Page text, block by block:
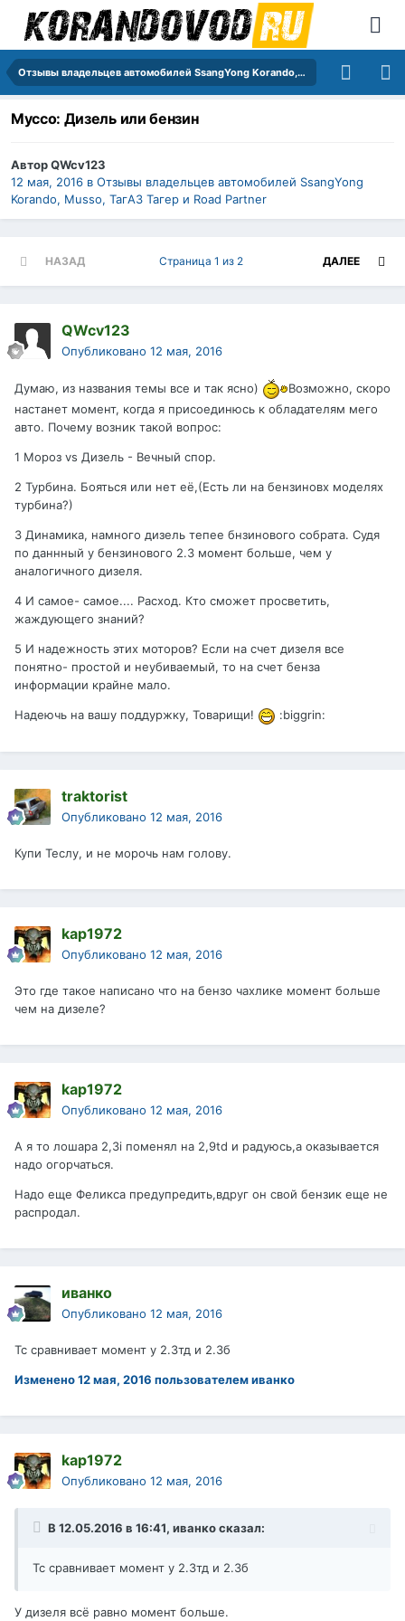
Отзывы владельцев автомобилей SsangYong Korando, Musso, ТагАЗ Тагер и Road Partner
Муссо: Дизель или бензин
АвторQWcv123
12 мая, 2016 в Отзывы владельцев автомобилей SsangYong
Korando, Musso, ТагАЗ Тагер и Road Partner
НАЗАД ДАЛЕЕ
Страница 1 из 2
QWcv123
Опубликовано 12 мая, 2016
Думаю, из названия темы все и так ясно)
Возможно, скоро
настанет момент, когда я присоединюсь к обладателям мего
авто. Почему возник такой вопрос:
1 Мороз vs Дизель - Вечный спор.
2 Турбина. Бояться или нет её,(Есть ли на бензиновх моделях
турбина?)
3 Динамика, намного дизель тепее бнзинового собрата. Судя
по даннный у бензинового 2.3 момент больше, чем у
аналогичного дизеля.
4 И самое- самое.... Расход. Кто сможет просветить,
жаждующего знаний?
5 И надежность этих моторов? Если на счет дизеля все
понятно- простой и неубиваемый, то на счет бенза
информации крайне мало.
Надеючь на вашу поддуржку, Товарищи! :biggrin:
traktorist
Опубликовано 12 мая, 2016
Купи Теслу, и не морочь нам голову.
kap1972
Опубликовано 12 мая, 2016
Это где такое написано что на бензо чахлике момент больше
чем на дизеле?
kap1972
Опубликовано 12 мая, 2016
А я то лошара 2,3i поменял на 2,9td и радуюсь,а оказывается
надо огорчаться.
Надо еще Феликса предупредить,вдруг он свой бензик еще не
распродал.
иванко
Опубликовано 12 мая, 2016
Тс сравнивает момент у 2.3тд и 2.3б
Изменено12 мая, 2016 пользователем иванко
kap1972
Опубликовано 12 мая, 2016
В 12.05.2016 в 16:41, иванко сказал:
Тс сравнивает момент у 2.3тд и 2.3б
У дизеля всё равно момент больше.